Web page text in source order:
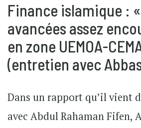
Finance islamique :
avancées assez
en zone UEMOA-
(entretien avec
Dans un rapport qu’il vient
avec Abdul Rahaman Fifen,